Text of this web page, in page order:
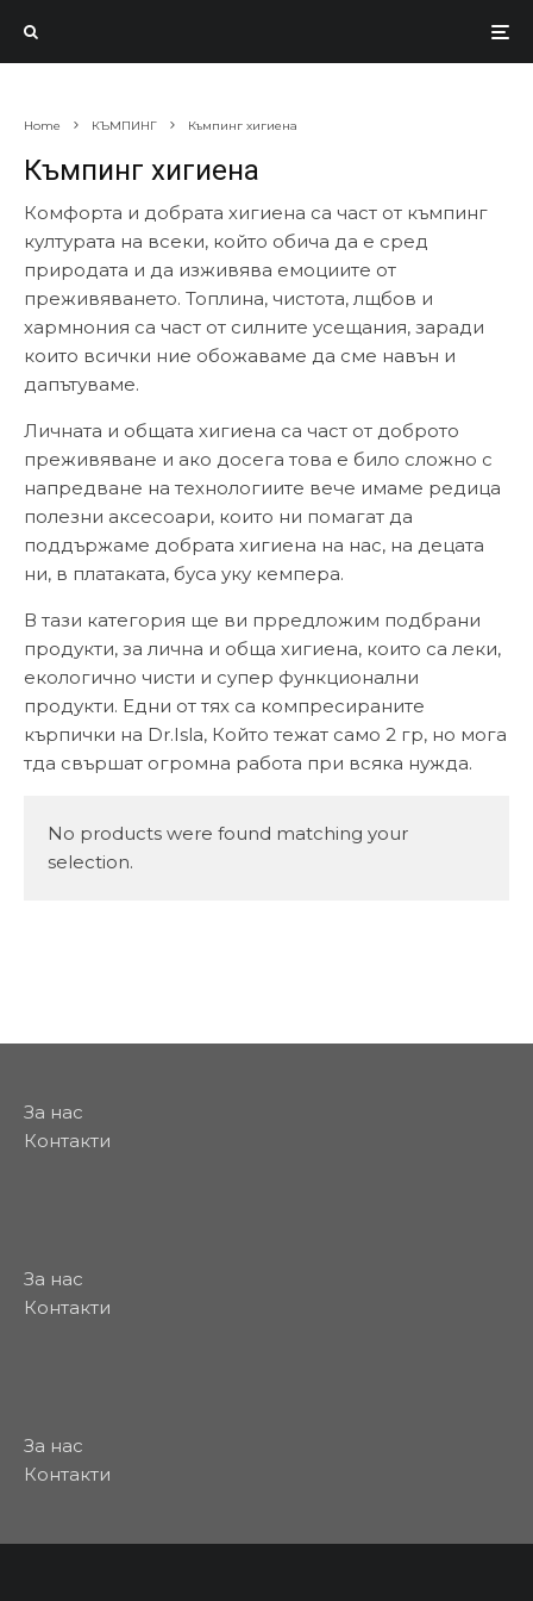
Home КЪМПИНГ Къмпинг хигиена
Къмпинг хигиена
Комфорта и добрата хигиена са част от къмпинг
културата на всеки, който обича да е сред
природата и да изживява емоциите от
преживяването. Топлина, чистота, лщбов и
хармнония са част от силните усещания, заради
които всички ние обожаваме да сме навън и
дапътуваме.
Личната и общата хигиена са част от доброто
преживяване и ако досега това е било сложно с
напредване на технологиите вече имаме редица
полезни аксесоари, които ни помагат да
поддържаме добрата хигиена на нас, на децата
ни, в платаката, буса уку кемпера.
В тази категория ще ви прредложим подбрани
продукти, за лична и обща хигиена, които са леки,
екологично чисти и супер функционални
продукти. Едни от тях са компресираните
кърпички на Dr.Isla, Който тежат само 2 гр, но мога
тда свършат огромна работа при всяка нужда.
No products were found matching your
selection.
За нас
Контакти
За нас
Контакти
За нас
Контакти